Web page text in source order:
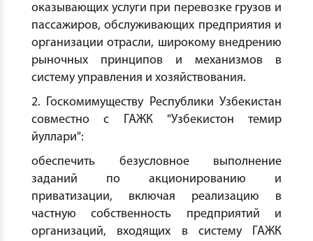
оказывающих услуги при перевозке грузов и
пассажиров, обслуживающих предприятия и
организации отрасли, широкому внедрению
рыночных принципов и механизмов в
систему управления и хозяйствования.
2. Госкомимуществу Республики Узбекистан
совместно с ГАЖК "Узбекистон темир
йуллари":
обеспечить безусловное выполнение
заданий по акционированию и
приватизации, включая реализацию в
частную собственность предприятий и
организаций, входящих в систему ГАЖК